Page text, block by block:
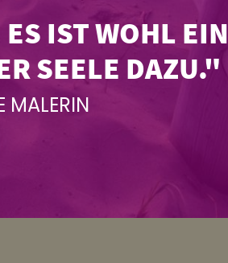
IST WOHL EIN
SEELE DAZU."
MALERIN